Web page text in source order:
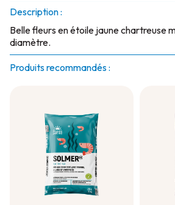
Description :
Belle fleurs en étoile jaune chartreuse
diamètre.
Produits recommandés :